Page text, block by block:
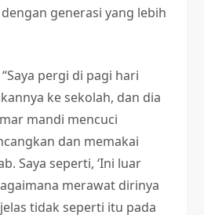
generasi yang lebih
pergi di pagi hari
ke sekolah, dan dia
mandi mencuci
dan memakai
Saya seperti, ‘Ini luar
merawat dirinya
tidak seperti itu pada